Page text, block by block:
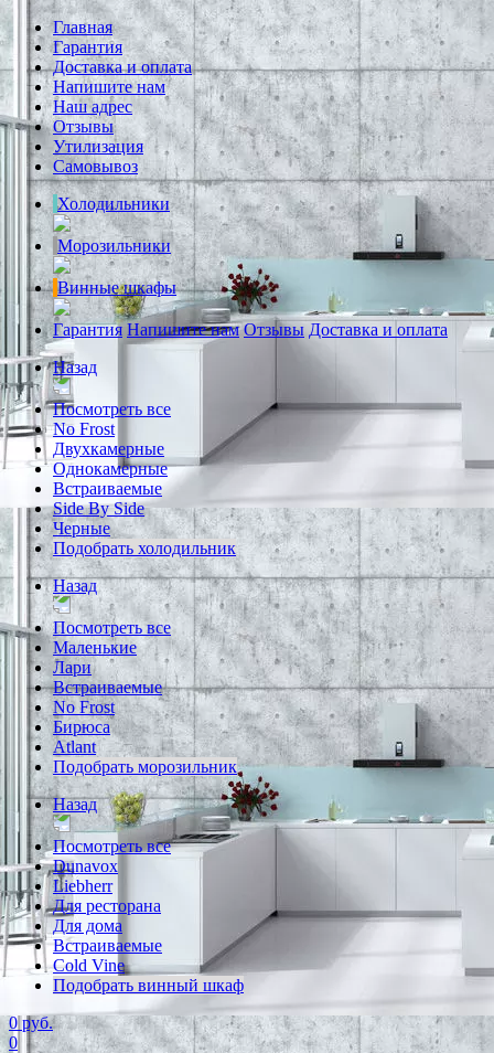
Главная
Гарантия
Доставка и оплата
Напишите нам
Наш адрес
Отзывы
Утилизация
Самовывоз
Холодильники
Морозильники
Винные шкафы
Гарантия Напишите нам Отзывы Доставка и оплата
Назад
Посмотреть все
No Frost
Двухкамерные
Однокамерные
Встраиваемые
Side By Side
Черные
Подобрать холодильник
Назад
Посмотреть все
Маленькие
Лари
Встраиваемые
No Frost
Бирюса
Atlant
Подобрать морозильник
Назад
Посмотреть все
Dunavox
Liebherr
Для ресторана
Для дома
Встраиваемые
Cold Vine
Подобрать винный шкаф
0 руб.
0